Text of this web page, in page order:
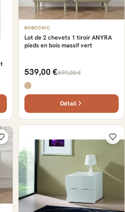
BOBOCHIC
Lot de 2 chevets 1 tiroir ANYRA
pieds en bois massif vert
539,00 €599,00 €
Détail